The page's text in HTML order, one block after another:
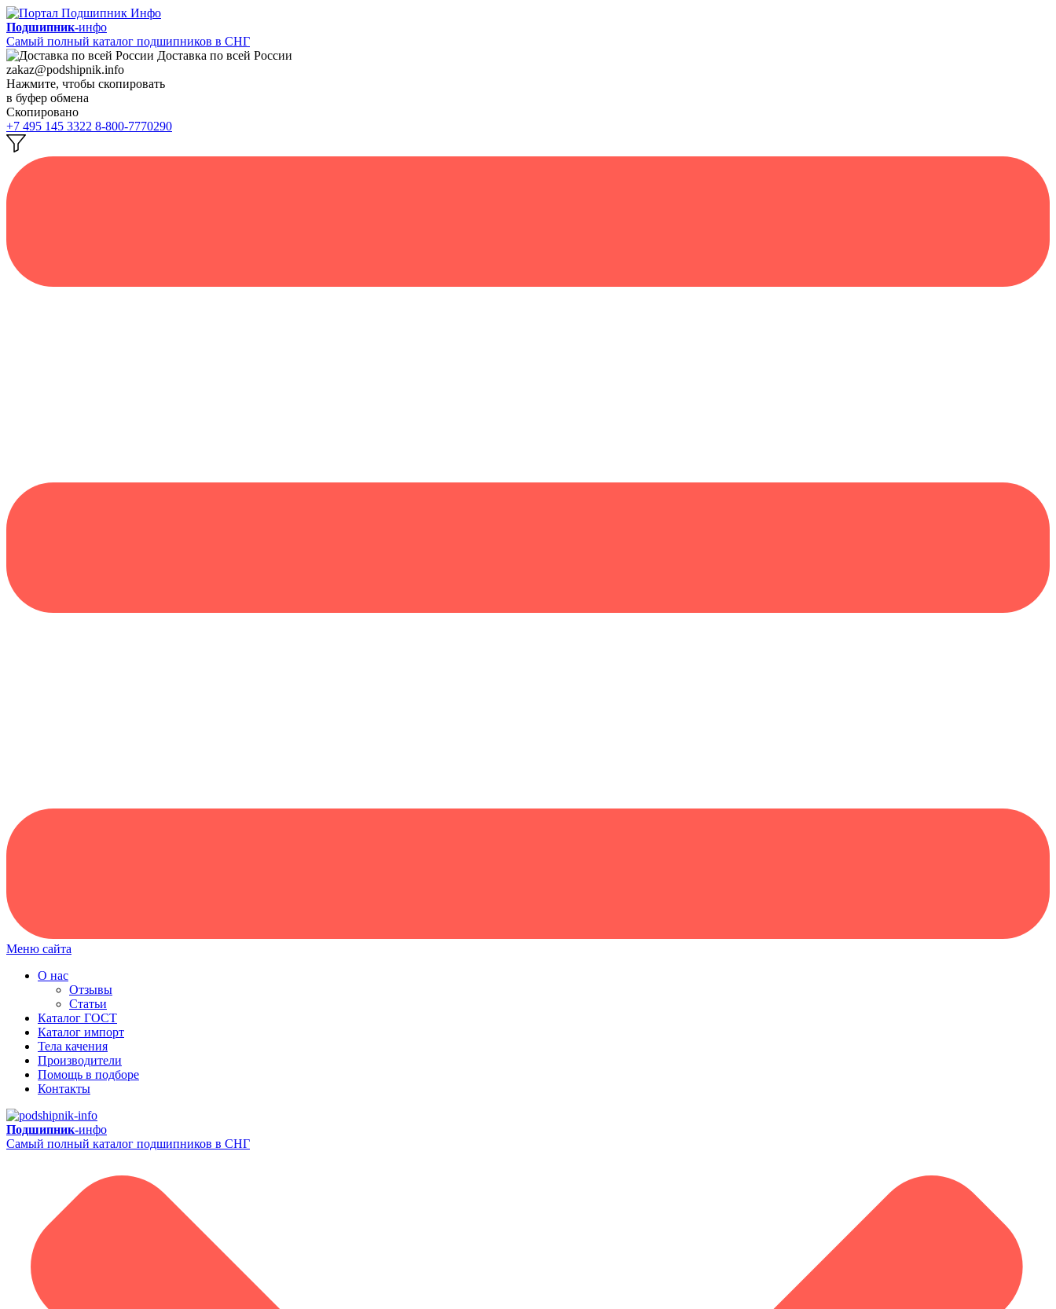
Подшипник-инфо
Самый полный каталог подшипников в СНГ
Доставка по всей России
zakaz@podshipnik.info
Нажмите, чтобы скопировать
в буфер обмена
Скопировано
+7 495 145 3322 8-800-7770290
Меню сайта
О нас
Отзывы
Статьи
Каталог ГОСТ
Каталог импорт
Тела качения
Производители
Помощь в подборе
Контакты
Подшипник-инфо
Самый полный каталог подшипников в СНГ